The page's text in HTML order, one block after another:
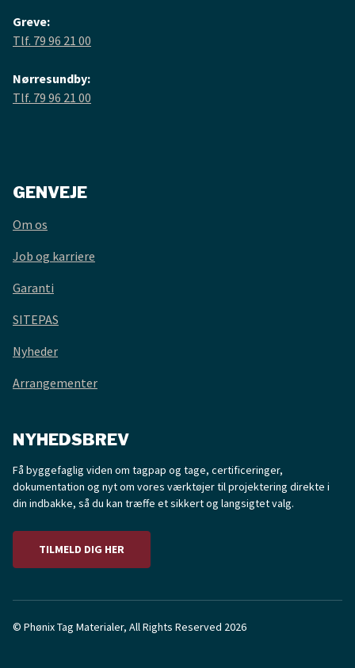
Greve:
Tlf. 79 96 21 00
Nørresundby:
Tlf. 79 96 21 00
GENVEJE
Om os
Job og karriere
Garanti
SITEPAS
Nyheder
Arrangementer
NYHEDSBREV
Få byggefaglig viden om tagpap og tage, certificeringer,
dokumentation og nyt om vores værktøjer til projektering direkte i
din indbakke, så du kan træffe et sikkert og langsigtet valg.
TILMELD DIG HER
© Phønix Tag Materialer, All Rights Reserved 2026